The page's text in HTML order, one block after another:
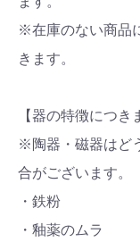
※在庫のない商品
きます。
【器の特徴につき
※陶器・磁器はど
合がございます。
・鉄粉
・釉薬のムラ